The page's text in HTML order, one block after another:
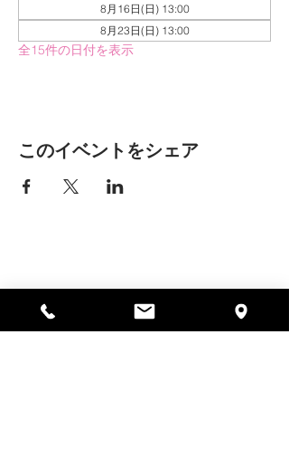
8月16日(日) 13:00
8月23日(日) 13:00
全15件の日付を表示
このイベントをシェア
297 セントラル ストリート ガード
ナー、MA 01440
978-364-0920